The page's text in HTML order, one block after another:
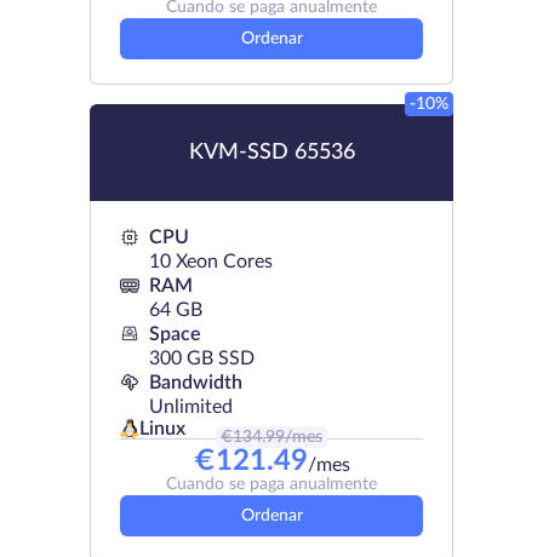
Cuando se paga anualmente
Ordenar
KVM-SSD 65536
-10%
CPU
10 Xeon Cores
RAM
64 GB
Space
300 GB SSD
Bandwidth
Unlimited
Linux
€134.99/mes
€121.49/mes
Cuando se paga anualmente
Ordenar